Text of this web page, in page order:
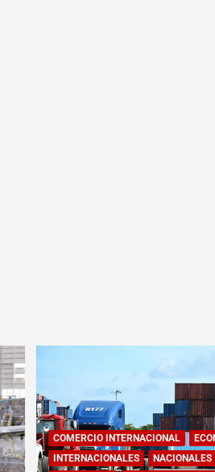
COMERCIO INTERNACIONAL
INTERNACIONALES
NACIONALES